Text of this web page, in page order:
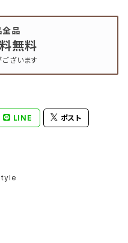
全品
無料
ざいます
LINE ポスト